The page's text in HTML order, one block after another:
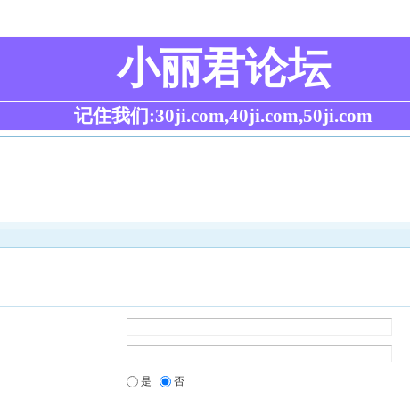
小丽君论坛
记住我们:30ji.com,40ji.com,50ji.com
是 否